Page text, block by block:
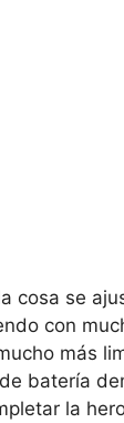
cosa se
con
más
batería
la